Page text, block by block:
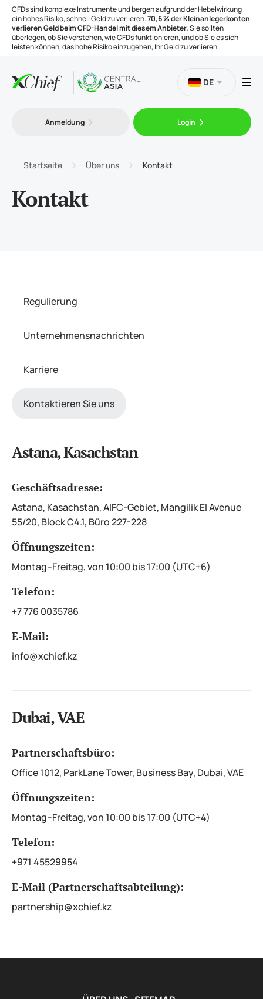
CFDs sind komplexe Instrumente und bergen aufgrund der Hebelwirkung
ein hohes Risiko, schnell Geld zu verlieren.70,6 % der Kleinanlegerkonten
verlieren Geld beim CFD-Handel mit diesem Anbieter.Sie sollten
überlegen, ob Sie verstehen, wie CFDs funktionieren, und ob Sie es sich
leisten können, das hohe Risiko einzugehen, Ihr Geld zu verlieren.
Handelsinstrumente
DE
Anmeldung Login
Startseite Über uns Kontakt
Kontakt
Regulierung
Unternehmensnachrichten
Karriere
Kontaktieren Sie uns
Astana, Kasachstan
Geschäftsadresse:
Astana, Kasachstan, AIFC-Gebiet, Mangilik El Avenue
55/20, Block C4.1, Büro 227-228
Öffnungszeiten:
Montag–Freitag, von 10:00 bis 17:00 (UTC+6)
Telefon:
+7 776 0035786
E-Mail:
info@xchief.kz
Dubai, VAE
Partnerschaftsbüro:
Office 1012, ParkLane Tower, Business Bay, Dubai, VAE
Öffnungszeiten:
Montag–Freitag, von 10:00 bis 17:00 (UTC+4)
Telefon:
+971 45529954
E-Mail (Partnerschaftsabteilung):
partnership@xchief.kz